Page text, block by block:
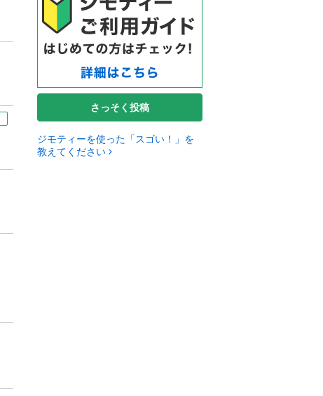
さっそく投稿
ジモティーを使った「スゴい！」を
教えてください